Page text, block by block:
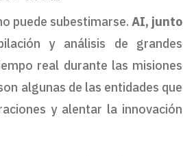
puede subestimarse. AI, junto
y análisis de grandes
real durante las misiones
algunas de las entidades que
y alentar la innovación